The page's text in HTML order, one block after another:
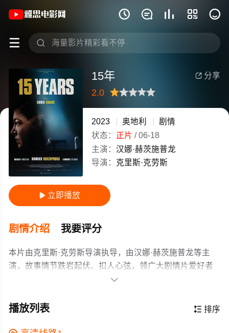
    
 
《15年》(2023)奥地利德语高清电影免
 分享
15年
2.0
很差
较差还行推荐力荐
2023 奥地利
剧情
状态： 正片 /06-18
主演： 汉娜·赫茨施普龙
导演： 克里斯·克劳斯
 立即播放
剧情介绍 我要评分
本片由克里斯·克劳斯导演执导，由汉娜·赫茨施普龙等主
演，故事情节跌岩起伏、扣人心弦，领广大剧情片爱好者
她遇到有歌唱天赋的叙利亚战争难民奥马尔时，她同意在

 排序
播放列表